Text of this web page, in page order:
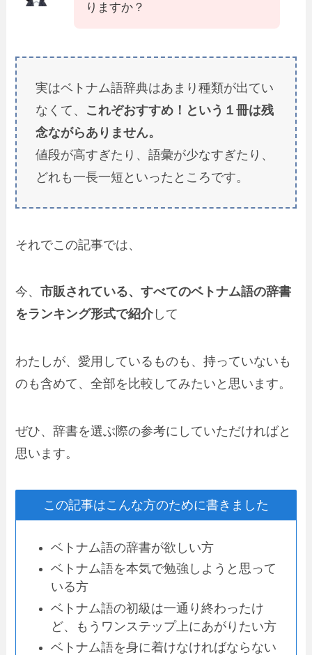
りますか？
実はベトナム語辞典はあまり種類が出てい
なくて、 これぞおすすめ！という１冊は残
念ながらありません。
値段が高すぎたり、語彙が少なすぎたり、
どれも一長一短といったところです。
それでこの記事では、
今、市販されている、すべてのベトナム語の辞書
をランキング形式で紹介して
わたしが、愛用しているものも、持っていないも
のも含めて、全部を比較してみたいと思います。
ぜひ、辞書を選ぶ際の参考にしていただければと
思います。
この記事はこんな方のために書きました
ベトナム語の辞書が欲しい方
ベトナム語を本気で勉強しようと思って
いる方
ベトナム語の初級は一通り終わったけ
ど、もうワンステップ上にあがりたい方
ベトナム語を身に着けなければならない